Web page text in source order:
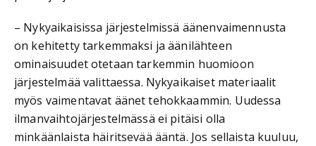
– Nykyaikaisissa järjestelmissä äänenvaimennusta
on kehitetty tarkemmaksi ja äänilähteen
ominaisuudet otetaan tarkemmin huomioon
järjestelmää valittaessa. Nykyaikaiset materiaalit
myös vaimentavat äänet tehokkaammin. Uudessa
ilmanvaihtojärjestelmässä ei pitäisi olla
minkäänlaista häiritsevää ääntä. Jos sellaista kuuluu,